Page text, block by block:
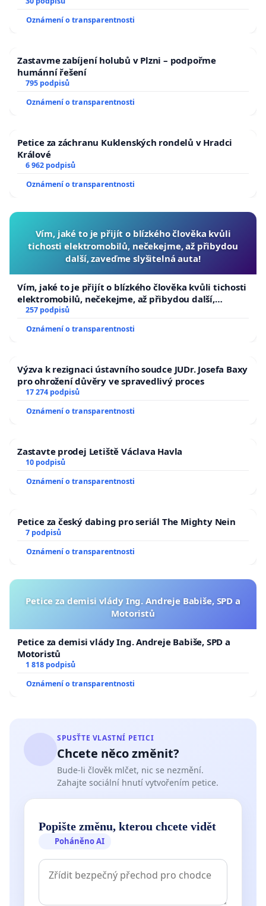
Oznámení o transparentnosti
Zastavme zabíjení holubů v Plzni – podpořme
humánní řešení
795 podpisů
Oznámení o transparentnosti
Petice za záchranu Kuklenských rondelů v Hradci
Králové
6 962 podpisů
Oznámení o transparentnosti
Vím, jaké to je přijít o blízkého člověka kvůli
tichosti elektromobilů, nečekejme, až přibydou
další, zaveďme slyšitelná auta!
Vím, jaké to je přijít o blízkého člověka kvůli tichosti
elektromobilů, nečekejme, až přibydou další,
zaveďme slyšitelná auta!
257 podpisů
Oznámení o transparentnosti
Výzva k rezignaci ústavního soudce JUDr. Josefa Baxy
pro ohrožení důvěry ve spravedlivý proces
17 274 podpisů
Oznámení o transparentnosti
Zastavte prodej Letiště Václava Havla
10 podpisů
Oznámení o transparentnosti
Petice za český dabing pro seriál The Mighty Nein
7 podpisů
Oznámení o transparentnosti
Petice za demisi vlády Ing. Andreje Babiše, SPD a
Motoristů
Petice za demisi vlády Ing. Andreje Babiše, SPD a
Motoristů
1 818 podpisů
Oznámení o transparentnosti
SPUSŤTE VLASTNÍ PETICI
Chcete něco změnit?
Bude-li člověk mlčet, nic se nezmění.
Zahajte sociální hnutí vytvořením petice.
Popište změnu, kterou chcete vidět
Poháněno AI